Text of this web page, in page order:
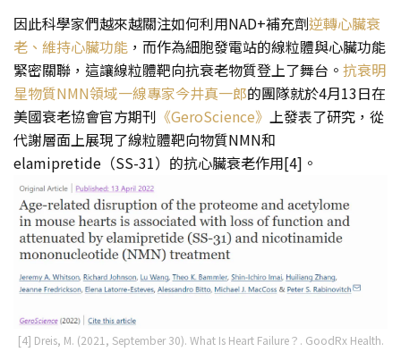
因此科學家們越來越關注如何利用NAD+補充劑逆轉心臟衰
老、維持心臟功能 ，而作為細胞發電站的線粒體與心臟功能
緊密關聯，這讓線粒體靶向抗衰老物質登上了舞台。 抗衰明
星物質NMN領域一線專家今井真一郎的團隊就於4月13日在
美國衰老協會官方期刊 《GeroScience》 上發表了研究，從
代謝層面上展現了線粒體靶向物質NMN和
elamipretide（SS-31）的抗心臟衰老作用[4]。
[4] Dreis, M. (2021, September 30). What Is Heart Failure？. GoodRx Health.